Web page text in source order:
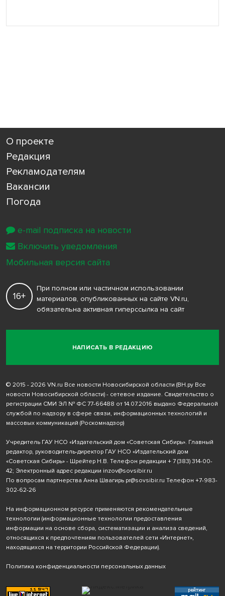
О проекте
Редакция
Рекламодателям
Вакансии
Погода
НАПИСАТЬ В РЕДАКЦИЮ
16+
При полном или частичном использовании
материалов, опубликованных на сайте VN.ru,
обязательна активная гиперссылка на сайт
© 2015 - 2026 VN.ru Все новости Новосибирской области (ВН.ру Все
новости Новосибирской области) - сетевое издание. Свидетельство о
регистрации СМИ ЭЛ № ФС 77-66488 от 14.07.2016 выдано Федеральной
службой по надзору в сфере связи, информационных технологий и
массовых коммуникаций (Роскомнадзор)
Учредитель ГАУ НСО «Издательский дом «Советская Сибирь». Главный
редактор, руководитель-директор ГАУ НСО «Издательский дом
«Советская Сибирь» - Шрейтер Н.В. Телефон редакции + 7 (383) 314-00-
42; Электронный адрес редакции inzov@sovsibir.ru
По вопросам партнерства Анна Швагирь pr@sovsibir.ru Телефон +7-983-
302-62-26
На информационном ресурсе применяются рекомендательные
технологии (информационные технологии предоставления
информации на основе сбора, систематизации и анализа сведений,
относящихся к предпочтениям пользователей сети «Интернет»,
находящихся на территории Российской Федерации).
Политика конфиденциальности персональных данных
e-mail подписка на новости
Включить уведомления
Мобильная версия сайта